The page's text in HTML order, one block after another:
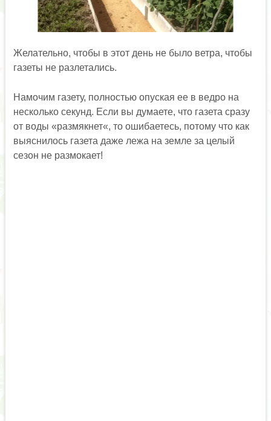
Желательно, чтобы в этот день не было ветра, чтобы
газеты не разлетались.
Намочим газету, полностью опуская ее в ведро на
несколько секунд. Если вы думаете, что газета сразу
от воды «размякнет«, то ошибаетесь, потому что как
выяснилось газета даже лежа на земле за целый
сезон не размокает!